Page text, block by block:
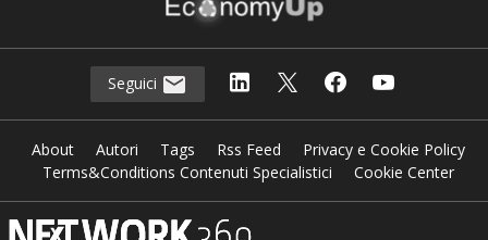
Seguici
About Autori Tags Rss Feed
Privacy e Cookie Policy
Terms&Conditions Contenuti Specialistici
Cookie Center